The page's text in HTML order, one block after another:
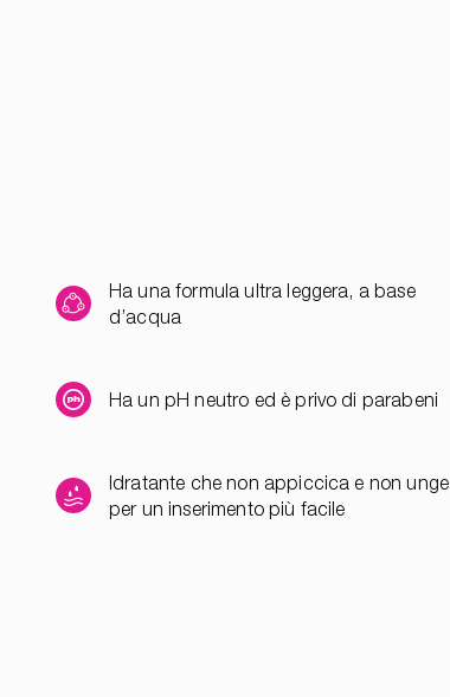
Ha una formula ultra leggera, a base
d’acqua
Ha un pH neutro ed è privo di parabeni
Idratante che non appiccica e non unge
per un inserimento più facile